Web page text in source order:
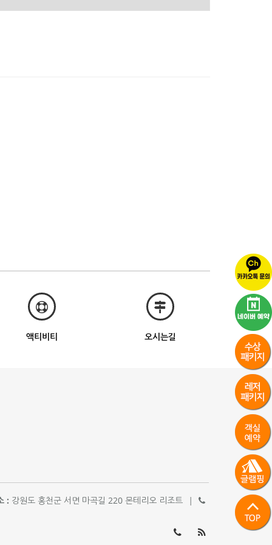
액티비티 오시는길
: 강원도 홍천군 서면 마곡길 220 몬테리오 리조트 |